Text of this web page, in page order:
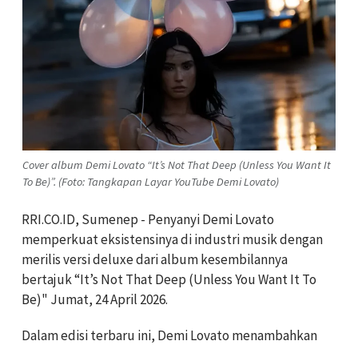
Cover album Demi Lovato “It’s Not That Deep (Unless You Want It
To Be)”. (Foto: Tangkapan Layar YouTube Demi Lovato)
RRI.CO.ID, Sumenep - PenyanyiDemi Lovato
memperkuat eksistensinya di industri musik dengan
merilis versi deluxe dari album kesembilannya
bertajuk “It’s Not That Deep (Unless You Want It To
Be)" Jumat, 24 April 2026.
Dalam edisi terbaru ini, Demi Lovato menambahkan